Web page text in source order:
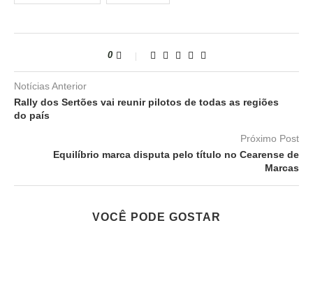
0
Notícias Anterior
Rally dos Sertões vai reunir pilotos de todas as regiões
do país
Próximo Post
Equilíbrio marca disputa pelo título no Cearense de
Marcas
VOCÊ PODE GOSTAR